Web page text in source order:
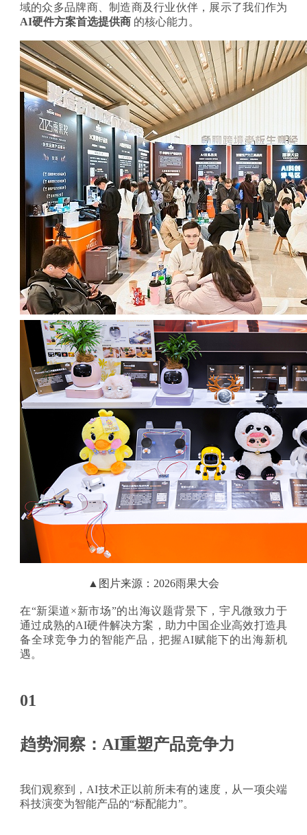
域的众多品牌商、制造商及行业伙伴，展示了我们作为
AI硬件方案首选提供商 的核心能力。
▲ 图片来源：2026雨果大会
在“新渠道×新市场”的出海议题背景下，宇凡微致力于
通过成熟的AI硬件解决方案，助力中国企业高效打造具
备全球竞争力的智能产品，把握AI赋能下的出海新机
遇。
01
趋势洞察：AI重塑产品竞争力
我们观察到， AI技术正以前所未有的速度，从一项尖端
科技演变为智能产品的“标配能力”。